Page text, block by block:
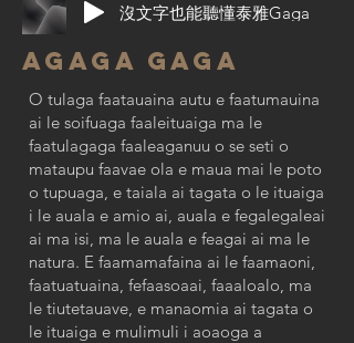
沒文字也能聽懂泰雅Gaga
Agaga Gaga
O tulaga faatauaina autu e faatumauina
ai le soifuaga faaleituaiga ma le
faatulagaga faaleaganuu o se seti o
mataupu faavae ola e maua mai le poto
o tupuaga, e taiala ai tagata o le ituaiga
i le auala e amio ai, auala e fegalegaleai
ai ma isi, ma le auala e feagai ai ma le
natura. E faamamafaina ai le faamaoni,
faatuatuaina, fefaasoaai, faaaloalo, ma
le tiutetauave, e manaomia ai tagata o
le ituaiga e mulimuli i aoaoga a